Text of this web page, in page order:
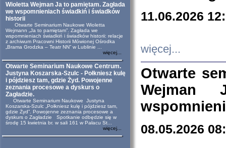
Wioletta Wejman Ja to pamiętam. Zagłada
we wspomnieniach świadkiń i świadków
historii
Otwarte Seminarium Naukowe Wioletta
Wejmann „Ja to pamiętam”. Zagłada we
wspomnieniach świadkiń i świadków historii: relacje
z archiwum Pracowni Historii Mówionej Ośrodka
„Brama Grodzka – Teatr NN” w Lublinie ...
więcej...
Otwarte Seminarium Naukowe Centrum.
Justyna Koszarska-Szulc - Połkniesz kulę
i pójdziesz tam, gdzie Żyd. Powojenne
zeznania procesowe a dyskurs o
Zagładzie.
Otwarte Seminarium Naukowe Justyna
Koszarska-Szulc „Połkniesz kulę i pójdziesz tam,
gdzie Żyd”. Powojenne zeznania procesowe a
dyskurs o Zagładzie Spotkanie odbędzie się w
środę 15 kwietnia br. w sali 161 w Pałacu St...
więcej...
11.06.2026
więcej...
Otwarte
Wejman
08.05.2026